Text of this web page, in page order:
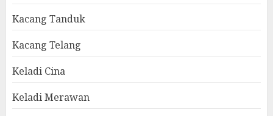
Kacang Tanduk
Kacang Telang
Keladi Cina
Keladi Merawan